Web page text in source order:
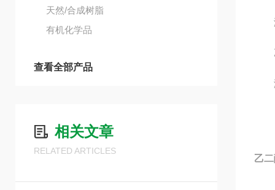
天然/合成树脂
有机化学品
查看全部产品
相关文章
RELATED ARTICLES
测
乙
测
乙